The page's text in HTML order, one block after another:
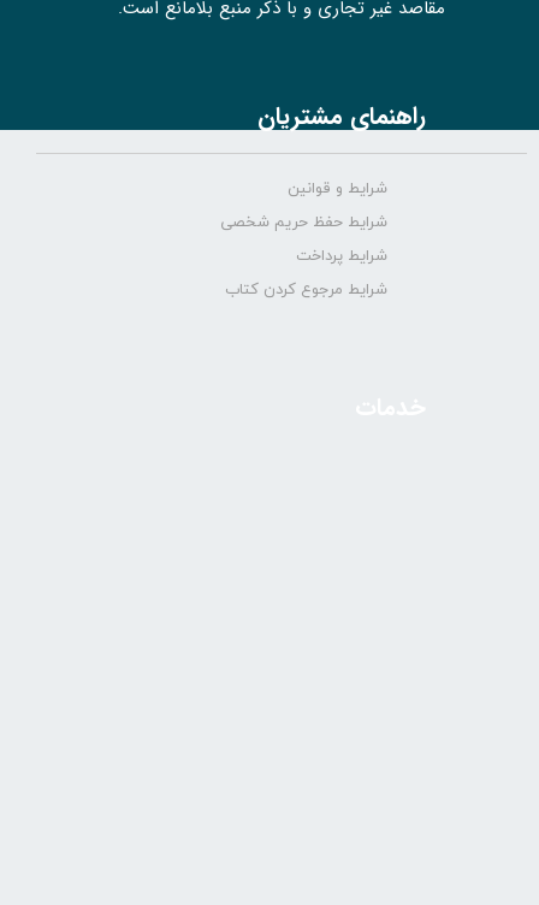
مقاصد غیر تجاری و با ذکر منبع بلامانع است.
راهنمای مشتریان
شرایط و قوانین
شرایط حفظ حریم شخصی
شرایط پرداخت
شرایط مرجوع کردن کتاب